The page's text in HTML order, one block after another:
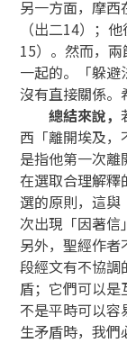
另一方面，摩西
（出二14）；
15）。然而，
一起的。「躲避
沒有直接關係。
總結來說，
西「離開埃及
是指他第一次離
在選取合理解釋
選的原則，這
次出現「因著信
另外，聖經作
段經文有不協調
盾；它們可以
不是平時可以
生矛盾時，我們